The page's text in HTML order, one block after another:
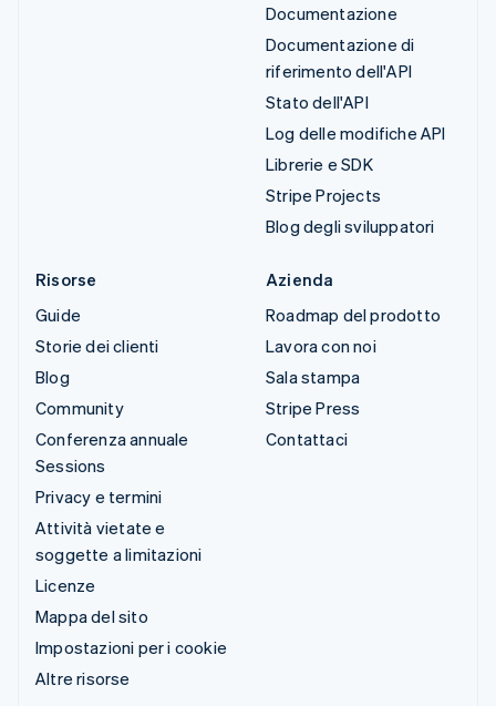
Documentazione
Documentazione di
riferimento dell'API
Stato dell'API
Log delle modifiche API
Librerie e SDK
Stripe Projects
Blog degli sviluppatori
Risorse
Guide
Storie dei clienti
Blog
Community
Conferenza annuale
Sessions
Privacy e termini
Attività vietate e
soggette a limitazioni
Licenze
Mappa del sito
Impostazioni per i cookie
Altre risorse
Azienda
Roadmap del prodotto
Lavora con noi
Sala stampa
Stripe Press
Contattaci